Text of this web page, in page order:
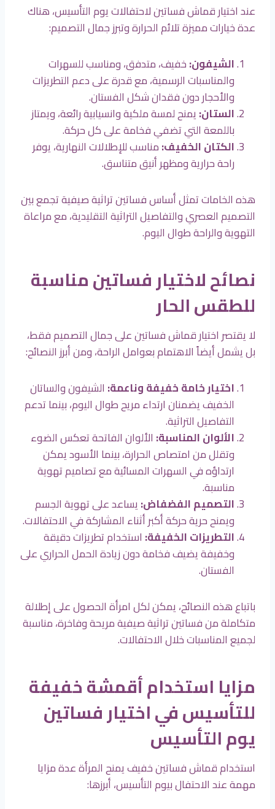
عند اختيار قماش فساتين لاحتفالات يوم التأسيس، هناك
عدة خيارات مميزة تلائم الحرارة وتبرز جمال التصميم:
الشيفون:خفيف، متدفق، ومناسب للسهرات
والمناسبات الرسمية، مع قدرة على دعم التطريزات
والأحجار دون فقدان شكل الفستان.
الستان:يمنح لمسة ملكية وانسيابية رائعة، ويمتاز
باللمعة التي تضفي فخامة على كل حركة.
الكتان الخفيف:مناسب للإطلالات النهارية، يوفر
راحة حرارية ومظهر أنيق متناسق.
هذه الخامات تمثل أساس فساتين تراثية صيفية تجمع بين
التصميم العصري والتفاصيل التراثية التقليدية، مع مراعاة
التهوية والراحة طوال اليوم.
نصائح لاختيار فساتين مناسبة
للطقس الحار
لا يقتصر اختيار قماش فساتين على جمال التصميم فقط،
بل يشمل أيضاً الاهتمام بعوامل الراحة، ومن أبرز النصائح:
اختيار خامة خفيفة وناعمة: الشيفون والساتان
الخفيف يضمنان ارتداء مريح طوال اليوم، بينما تدعم
التفاصيل التراثية.
الألوان المناسبة: الألوان الفاتحة تعكس الضوء
وتقلل من امتصاص الحرارة، بينما الأسود يمكن
ارتداؤه في السهرات المسائية مع تصاميم تهوية
مناسبة.
التصميم الفضفاض:يساعد على تهوية الجسم
ويمنح حرية حركة أكبر أثناء المشاركة في الاحتفالات.
التطريزات الخفيفة: استخدام تطريزات دقيقة
وخفيفة يضيف فخامة دون زيادة الحمل الحراري على
الفستان.
باتباع هذه النصائح، يمكن لكل امرأة الحصول على إطلالة
متكاملة من فساتين تراثية صيفية مريحة وفاخرة، مناسبة
لجميع المناسبات خلال الاحتفالات.
مزايا استخدام أقمشة خفيفة
للتأسيس في اختيار فساتين
يوم التأسيس
استخدام قماش فساتين خفيف يمنح المرأة عدة مزايا
مهمة عند الاحتفال بيوم التأسيس، أبرزها: